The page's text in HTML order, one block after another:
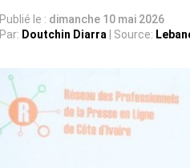
Publié le : dimanche 10 mai 2026
Par: Doutchin Diarra | Source: